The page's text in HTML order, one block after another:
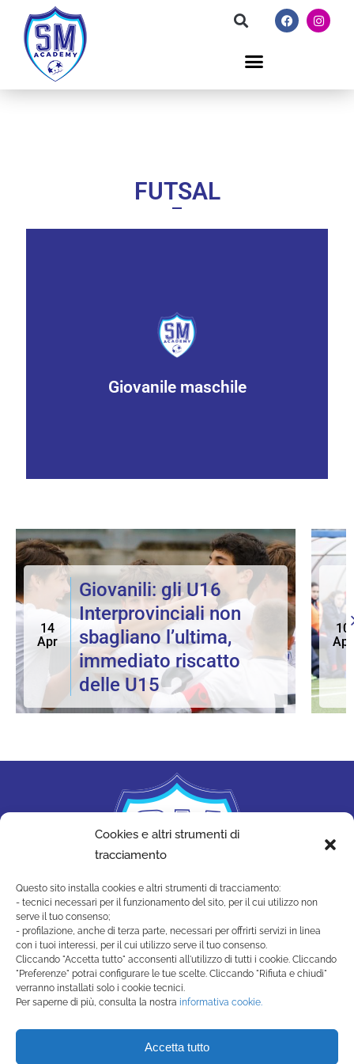
Cookies e altri strumenti di
tracciamento
Questo sito installa cookies e altri strumenti di tracciamento:
- tecnici necessari per il funzionamento del sito, per il cui utilizzo non
serve il tuo consenso;
- profilazione, anche di terza parte, necessari per offrirti servizi in linea
con i tuoi interessi, per il cui utilizzo serve il tuo consenso.
Cliccando "Accetta tutto" acconsenti all'utilizzo di tutti i cookie. Cliccando
"Preferenze" potrai configurare le tue scelte. Cliccando "Rifiuta e chiudi"
verranno installati solo i cookie tecnici.
Per saperne di più, consulta la nostra informativa cookie.
Accetta tutto
FUTSAL
Giovanile maschile
APPROFONDISCI
14
Apr
Giovanili: gli U16
Interprovinciali non
sbagliano l’ultima,
immediato riscatto
delle U15
10
Apr
SAN MARINO ACADEMY
Strada di Montecchio, 17 47890
(+378) 0549 990515 -
segreteria@sanmarinoacademy.sm